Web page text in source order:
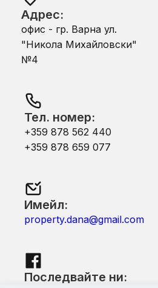
Адрес:
офис - гр. Варна ул.
"Никола Михайловски"
№4
Тел. номер:
+359 878 562 440
+359 878 659 077
Имейл:
property.dana@gmail.com
Последвайте ни: